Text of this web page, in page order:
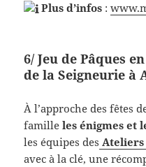
Plus d’infos :
6/Jeu de Pâques
de la Seigneurie à
À l’approche des fêtes
familleles énigmes et
les équipes des
avec à la clé, une